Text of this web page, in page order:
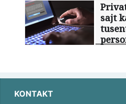
sajt
KONTAKT